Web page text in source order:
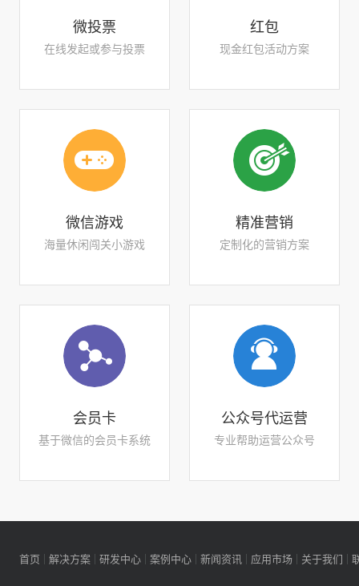
微投票
在线发起或参与投票
红包
现金红包活动方案
微信游戏
海量休闲闯关小游戏
精准营销
定制化的营销方案
会员卡
基于微信的会员卡系统
公众号代运营
专业帮助运营公众号
首页 解决方案 研发中心 案例中心 新闻资讯 应用市场 关于我们